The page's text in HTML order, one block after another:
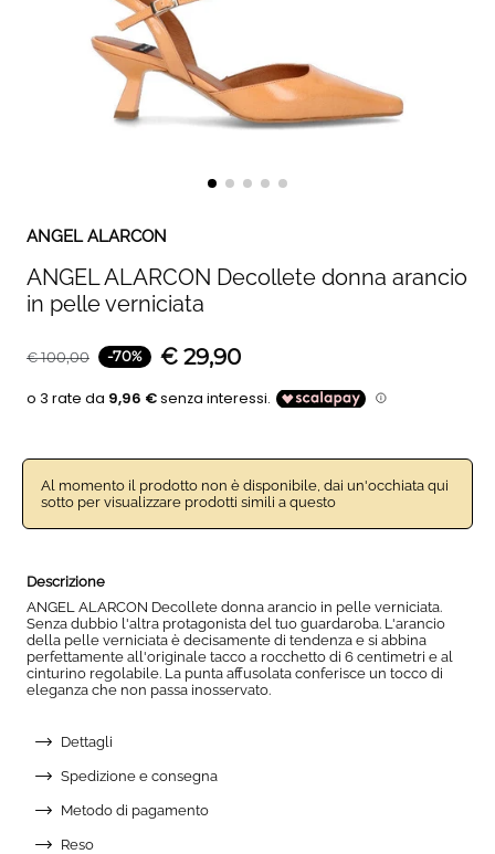
ANGEL ALARCON
ANGEL ALARCON Decollete donna arancio
in pelle verniciata
€100,00 -70% € 29,90
Al momento il prodotto non è disponibile, dai un'occhiata qui
sotto per visualizzare prodotti simili a questo
Descrizione
ANGEL ALARCON Decollete donna arancio in pelle verniciata.
Senza dubbio l'altra protagonista del tuo guardaroba. L'arancio
della pelle verniciata è decisamente di tendenza e si abbina
perfettamente all'originale tacco a rocchetto di 6 centimetri e al
cinturino regolabile. La punta affusolata conferisce un tocco di
eleganza che non passa inosservato.
Dettagli
Spedizione e consegna
Metodo di pagamento
Reso